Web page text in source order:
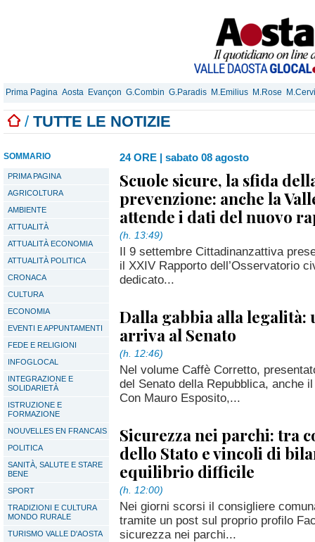
Prima Pagina Aosta Evançon G.Combin G.Paradis M.Emilius M.Rose
/ TUTTE LE NOTIZIE
SOMMARIO
PRIMA PAGINA
AGRICOLTURA
AMBIENTE
ATTUALITÀ
ATTUALITÀ ECONOMIA
ATTUALITÀ POLITICA
CRONACA
CULTURA
ECONOMIA
EVENTI E APPUNTAMENTI
FEDE E RELIGIONI
INFOGLOCAL
INTEGRAZIONE E
SOLIDARIETÀ
ISTRUZIONE E
FORMAZIONE
NOUVELLES EN FRANCAIS
POLITICA
SANITÀ, SALUTE E STARE
BENE
SPORT
TRADIZIONI E CULTURA
MONDO RURALE
TURISMO VALLE D'AOSTA
24 ORE | sabato 08 agosto
Scuole sicure, la sfida
prevenzione: anche la
attende i dati del nuovo
(h. 13:49)
Il 9 settembre Cittadinanzattiva
il XXIV Rapporto dell’Osservatorio
dedicato...
Dalla gabbia alla legalità:
arriva al Senato
(h. 12:46)
Nel volume Caffè Corretto,
del Senato della Repubblica, anche
Con Mauro Esposito,...
Sicurezza nei parchi: tra
dello Stato e vincoli di
equilibrio difficile
(h. 12:00)
Nei giorni scorsi il consigliere
tramite un post sul proprio profilo
sicurezza nei parchi...